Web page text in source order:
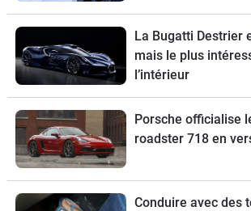
La Bugatti Destrier
mais le plus
l’intérieur
Porsche officialise
roadster 718 en
Conduire avec des